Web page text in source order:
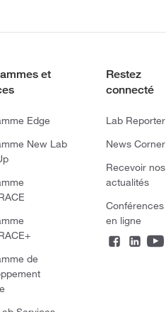
et
Edge
New Lab
de
Restez
connecté
Lab Reporter
News Corner
Recevoir nos
actualités
Conférences
en ligne